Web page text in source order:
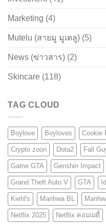
Marketing (4)
Mutelu (สายมู มูเตลู) (5)
News (ข่าวสาร) (2)
Skincare (118)
TAG CLOUD
Boylove Boyloves Cookie
Crypto zoon Dota2 Fall
Game GTA Genshin Impact
Grand Theft Auto V GTA
Kiehl's Manhwa BL
Netflix 2025 Netflix คอมเมดี้